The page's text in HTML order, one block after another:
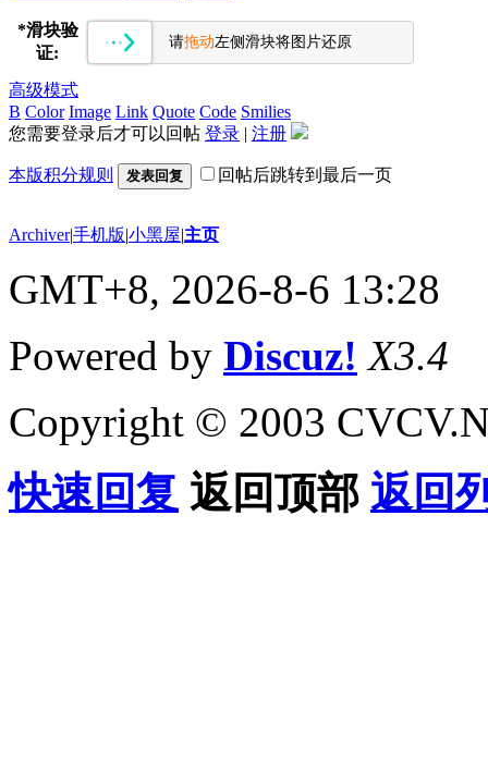
*滑块验
证:
请拖动左侧滑块将图片还原
高级模式
B Color Image Link Quote Code Smilies
您需要登录后才可以回帖 登录 | 注册
本版积分规则 发表回复 回帖后跳转到最后一页
Archiver|手机版|小黑屋|主页
GMT+8, 2026-8-6 13:28
Powered by Discuz! X3.4
Copyright © 2003
快速回复 返回顶部 返回